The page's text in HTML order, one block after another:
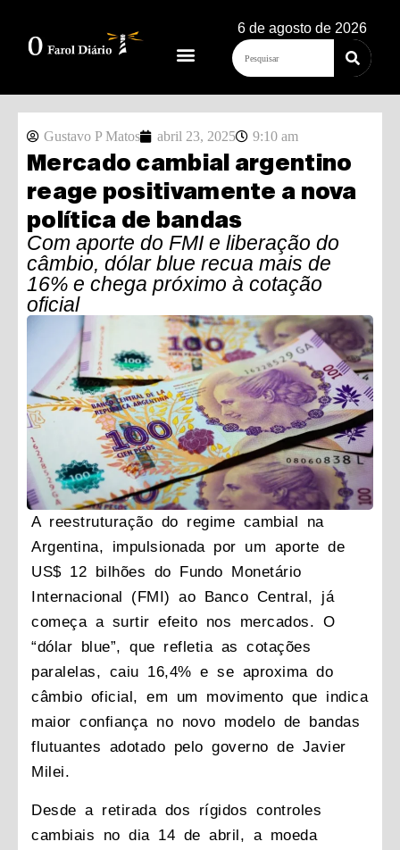
6 de agosto de 2026
Gustavo P Matos abril 23, 2025 9:10 am
Mercado cambial argentino
reage positivamente a nova
política de bandas
Com aporte do FMI e liberação do
câmbio, dólar blue recua mais de
16% e chega próximo à cotação
oficial
A reestruturação do regime cambial na
Argentina, impulsionada por um aporte de
US$ 12 bilhões do Fundo Monetário
Internacional (FMI) ao Banco Central, já
começa a surtir efeito nos mercados. O
“dólar blue”, que refletia as cotações
paralelas, caiu 16,4% e se aproxima do
câmbio oficial, em um movimento que indica
maior confiança no novo modelo de bandas
flutuantes adotado pelo governo de Javier
Milei.
Desde a retirada dos rígidos controles
cambiais no dia 14 de abril, a moeda